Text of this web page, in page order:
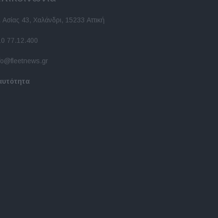
43, Χαλάνδρι, 15233 Αττική
77.12.400